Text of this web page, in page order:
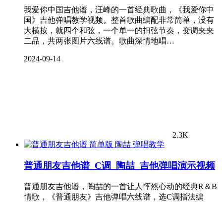
我爱你中国吉他谱，汪峰的一首经典歌曲，《我爱你中
国》吉他弹唱教学视频。整首歌曲编配非常简单，没有
大横按，就四个和弦，一个单一的扫弦节奏，变调夹夹
二品，共两张图片六线谱。歌曲深情地唱…
2024-09-14
2.3K
弹唱教学
普通朋友吉他谱_C调_陶喆_吉他弹唱演示视频
普通朋友吉他谱，陶喆的一首让人怦然心动的经典R＆B
情歌，《普通朋友》吉他弹唱六线谱，选C调指法编